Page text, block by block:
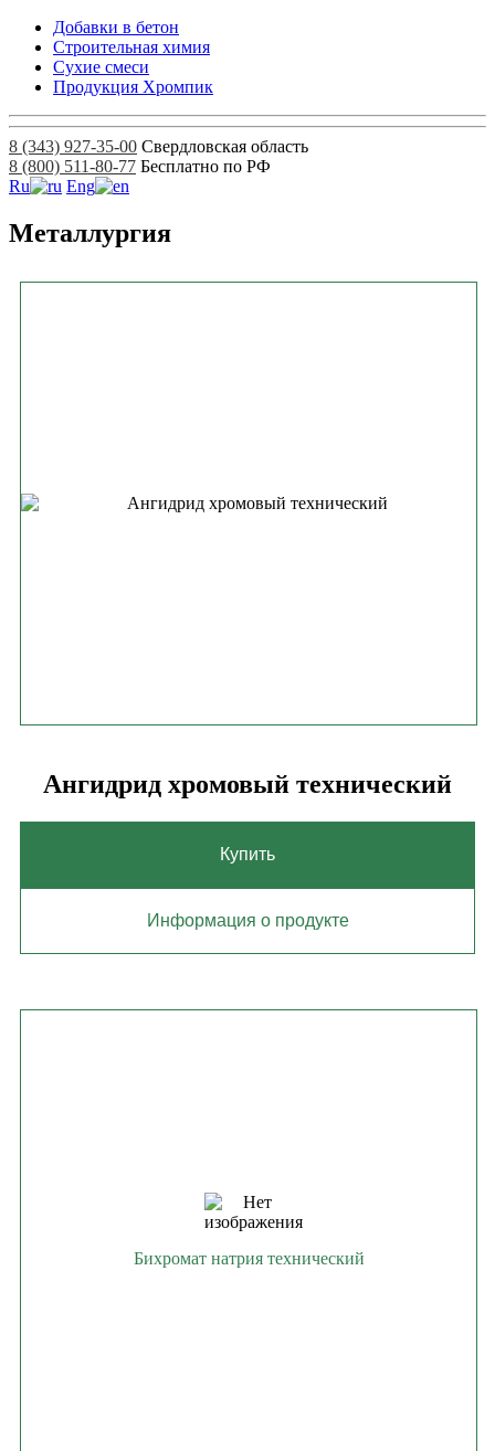
Добавки в бетон
Строительная химия
Сухие смеси
Продукция Хромпик
8 (343) 927-35-00 Свердловская область
8 (800) 511-80-77 Бесплатно по РФ
Ru
Eng
Металлургия
Ангидрид хромовый технический
Купить
Информация о продукте
Бихромат натрия технический